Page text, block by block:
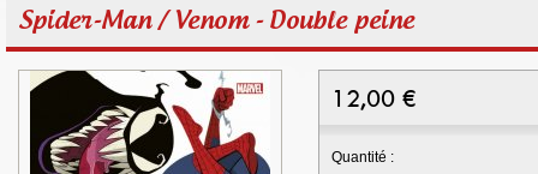
Spider-Man / Venom - Double peine
12,00 €
Quantité :